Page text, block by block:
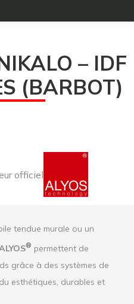
– IDF
(BARBOT)
officiel
tendue murale ou un
® permettent de
grâce à des systèmes de
esthétiques, durables et